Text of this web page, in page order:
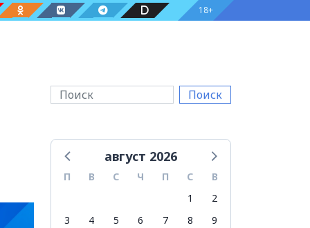
18+
Поиск
август 2026
П В С Ч П С
В
1
2
3
4 5 6 7 8
9